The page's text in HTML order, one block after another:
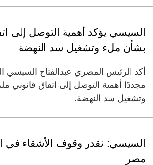
السيسي يؤكد أهمية التوصل إلى
بشأن ملء وتشغيل سد النهضة
أكد الرئيس المصري عبدالفتاح السيسي
مجددًا أهمية التوصل إلى اتفاق قانوني
وتشغيل سد النهضة.
السيسي: نقدر وقوف الأشقاء في
مصر